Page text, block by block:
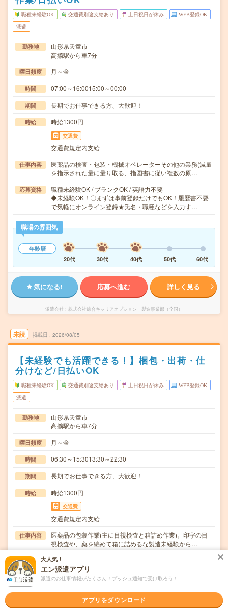
職種未経験OK 交通費別途支給あり 土日祝日が休み WEB登録OK
派遣
勤務地
山形県天童市
高擶駅から車7分
曜日頻度 月～金
時間 07:00～16:0015:00～00:00
期間 長期でお仕事できる方、大歓迎！
時給 時給1300円
交通費
交通費規定内支給
仕事内容
医薬品の検査・包装・機械オペレーターその他の業務(減量
を指示された量に量り取る、指図書に従い複数の原…
応募資格
職種未経験OK / ブランクOK / 英語力不要
◆未経験OK！〇まずは事前登録だけでもOK！履歴書不要
で気軽にオンライン登録★氏名・職種などを入力す…
職場の雰囲気
年齢層
20代
30代 40代 50代 60代
気になる! 応募へ進む 詳しく見る
派遣会社 株式会社綜合キャリアオプション 製造事業部（全国）
未読 掲載日 2026/08/05
【未経験でも活躍できる！】梱包・出荷・仕
分けなど/日払いOK
職種未経験OK 交通費別途支給あり 土日祝日が休み WEB登録OK
派遣
勤務地
山形県天童市
高擶駅から車7分
曜日頻度 月～金
時間 06:30～15:3013:30～22:30
期間 長期でお仕事できる方、大歓迎！
時給 時給1300円
交通費
交通費規定内支給
仕事内容
医薬品の包装作業(主に目視検査と箱詰め作業)。印字の目
視検査や、薬を纏めて箱に詰めるな製造未経験から…
応募資格
職種未経験OK / ブランクOK / 英語力不要
◆未経験OK！〇まずは事前登録だけでもOK！履歴書不要
で気軽にオンライン登録★氏名・職種などを入力す…
大人気！
エン派遣アプリ
派遣のお仕事情報がたくさん！プッシュ通知で受け取ろう！
アプリをダウンロード